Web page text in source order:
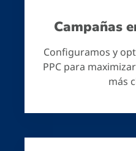
Campañas
Configuramos y
PPC para
más